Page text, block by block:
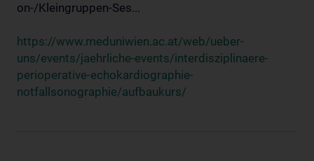
on-/Kleingruppen-Ses...
https://www.meduniwien.ac.at/web/ueber-
uns/events/jaehrliche-events/interdisziplinaere-
perioperative-echokardiographie-
notfallsonographie/aufbaukurs/